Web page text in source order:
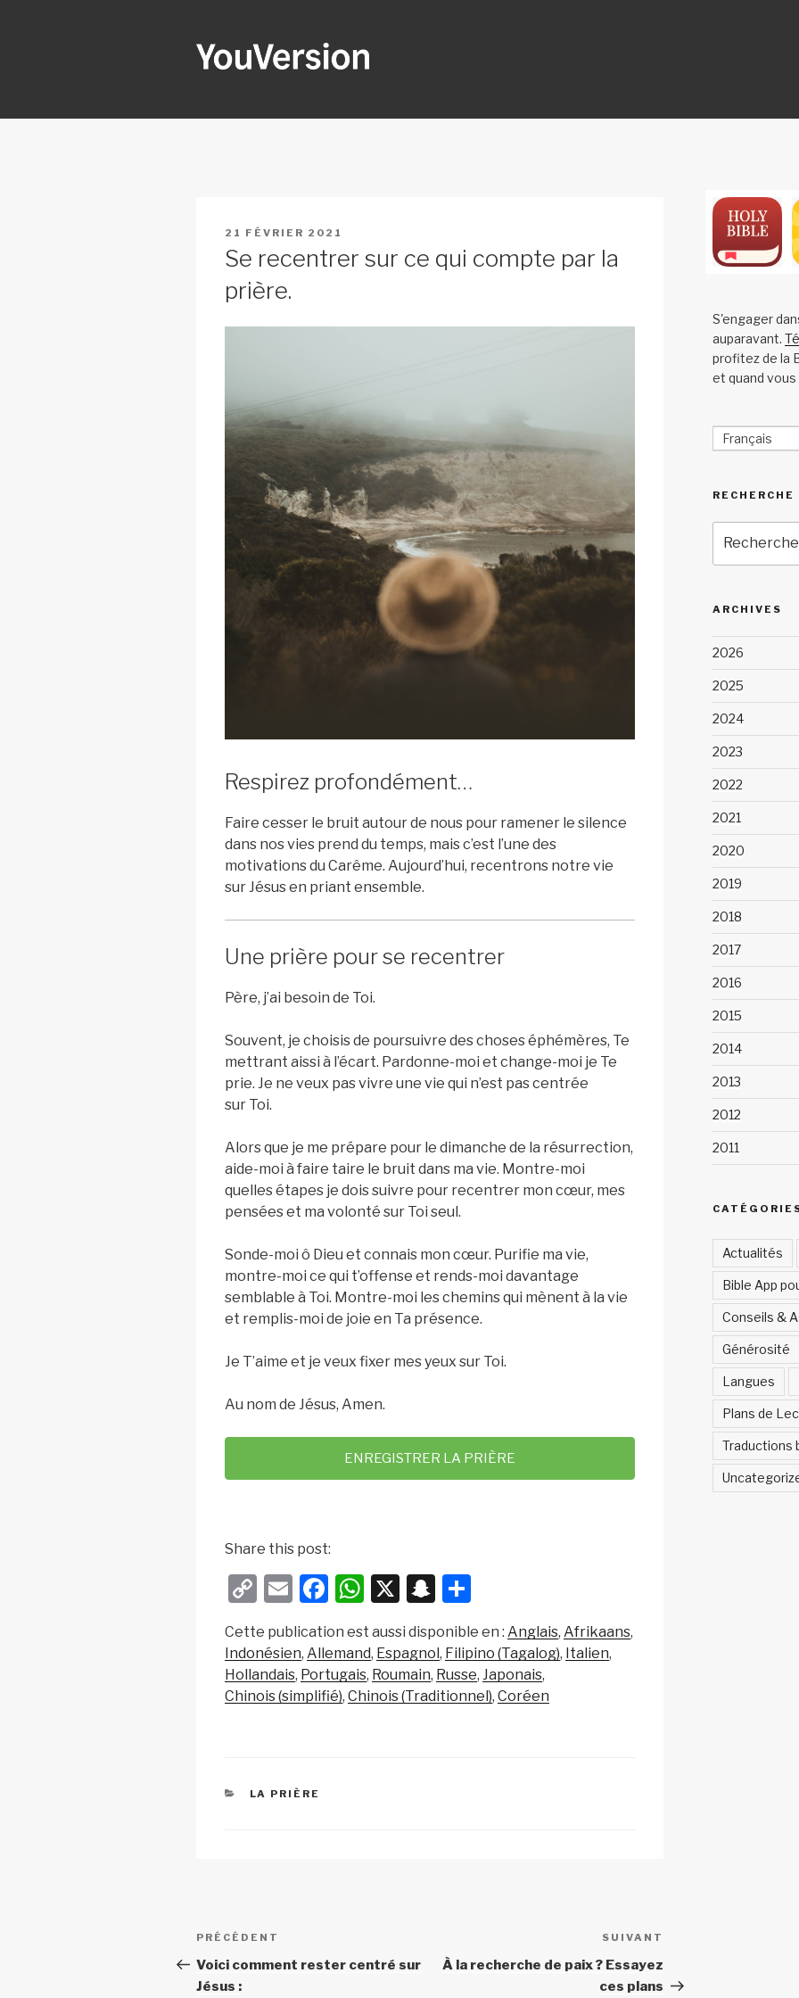
PUBLIÉ
21 FÉVRIER 2021
Se recentrer sur ce qui compte par la
prière.
Respirez profondément…
Faire cesser le bruit autour de nous pour ramener le silence
dans nos vies prend du temps, mais c’est l’une des
motivations du Carême. Aujourd’hui, recentrons notre vie
sur Jésus en priant ensemble.
Une prière pour se recentrer
Père, j’ai besoin de Toi.
Souvent, je choisis de poursuivre des choses éphémères, Te
mettrant aissi à l’écart. Pardonne-moi et change-moi je Te
prie. Je ne veux pas vivre une vie qui n’est pas centrée
sur Toi.
Alors que je me prépare pour le dimanche de la résurrection,
aide-moi à faire taire le bruit dans ma vie. Montre-moi
quelles étapes je dois suivre pour recentrer mon cœur, mes
pensées et ma volonté sur Toi seul.
Sonde-moi ô Dieu et connais mon cœur. Purifie ma vie,
montre-moi ce qui t’offense et rends-moi davantage
semblable à Toi. Montre-moi les chemins qui mènent à la vie
et remplis-moi de joie en Ta présence.
Je T’aime et je veux fixer mes yeux sur Toi.
Au nom de Jésus, Amen.
ENREGISTRER LA PRIÈRE
Share this post:
C
p
y
Li
E
m
ail
F
c
e
b
W
h
at
s
A
X
S
a
p
c
ta
g
er
Cette publication est aussi disponible en : Anglais Afrikaans
Indonésien Allemand Espagnol Filipino (Tagalog) Italien
Hollandais Portugais Roumain Russe Japonais
Chinois (simplifié) Chinois (Traditionnel) Coréen
CATÉGORIES
LA PRIÈRE
Navigation
de
Article
précédent
PRÉCÉDENT
Voici comment rester centré sur
Jésus :
SUIVANT
À la recherche de paix ? Essayez
ces plans
S'engager
auparavant.
profitez de la
et quand vous
Français
RECHERCHE
pour
:
ARCHIVES
2026
2025
2024
2023
2022
2021
2020
2019
2018
2017
2016
2015
2014
2013
2012
2011
Actualités
Bible App
Conseils &
Générosité
Langues
Plans de
Traductions